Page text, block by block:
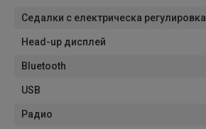
Седалки с електрическа регулировка
Head-up дисплей
Bluetooth
USB
Радио